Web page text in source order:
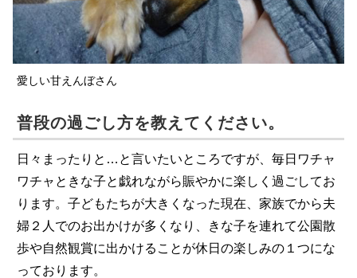
愛しい甘えんぼさん
普段の過ごし方を教えてください。
日々まったりと…と言いたいところですが、毎日ワチャ
ワチャときな子と戯れながら賑やかに楽しく過ごしてお
ります。子どもたちが大きくなった現在、家族でから夫
婦２人でのお出かけが多くなり、きな子を連れて公園散
歩や自然観賞に出かけることが休日の楽しみの１つにな
っております。